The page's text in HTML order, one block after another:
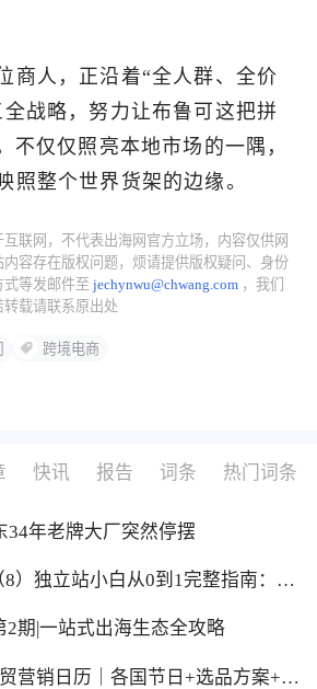
商人，正沿着“全人群、全价
战略，努力让布鲁可这把拼
不仅仅照亮本地市场的一隅，
照整个世界货架的边缘。
互联网，不代表出海网官方立场，内容仅供网
容存在版权问题，烦请提供版权疑问、身份
式等发邮件至jechynwu@chwang.com ，我们
载请联系原出处
跨境电商
快讯 报告 词条 热门词条
34年老牌大厂突然停摆
）独立站小白从0到1完整指南：建
期|一站式出海生态全攻略
营销日历｜各国节日+选品方案+实